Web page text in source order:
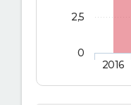
2016
0
2,5